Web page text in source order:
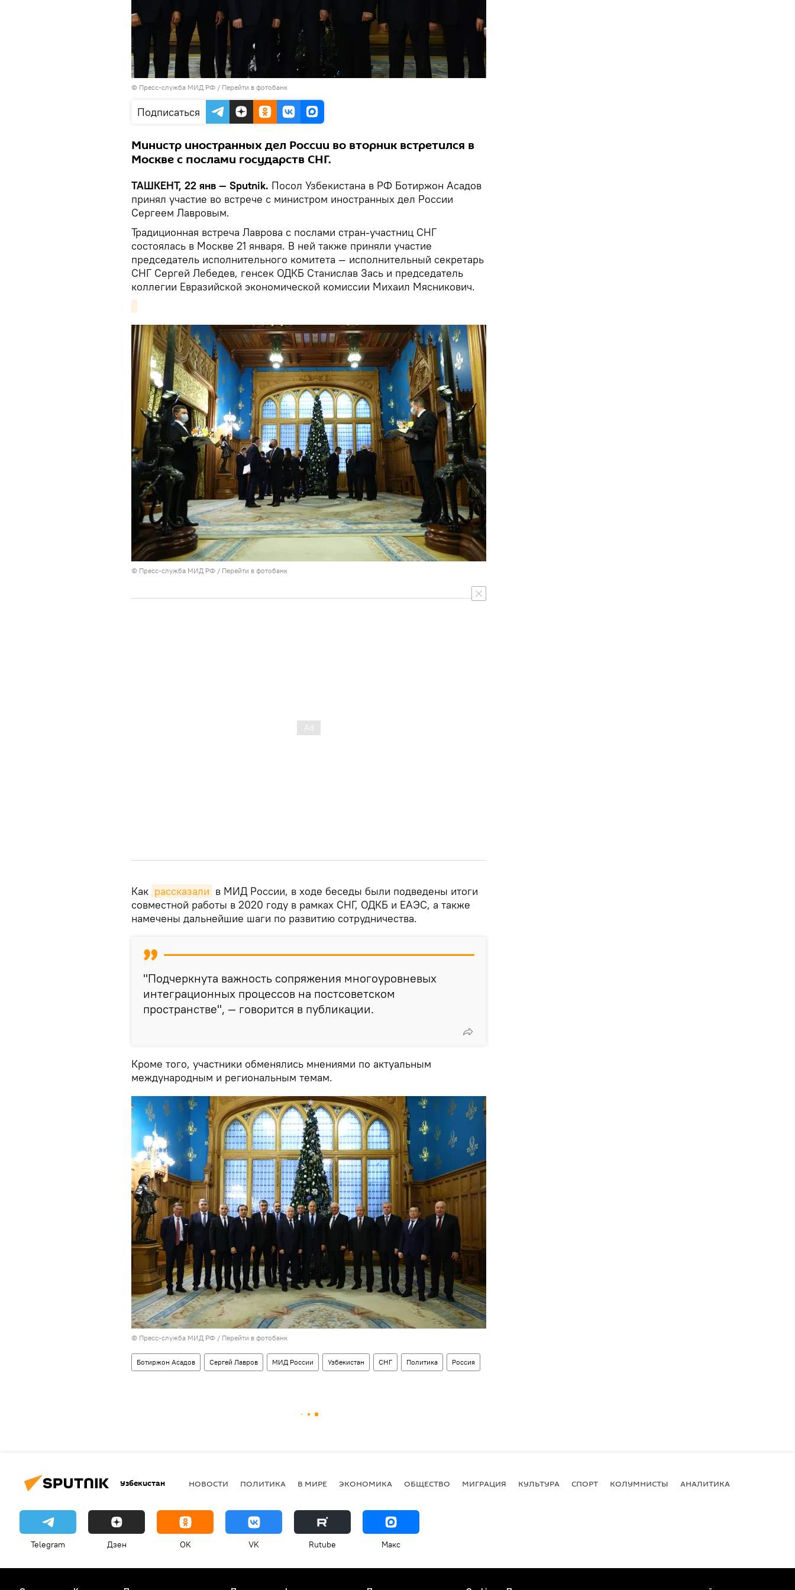
© Пресс-служба МИД РФ / Перейти в фотобанк
Подписаться
Министр иностранных дел России во вторник встретился в
Москве с послами государств СНГ.
ТАШКЕНТ, 22 янв — Sputnik. Посол Узбекистана в РФ Ботиржон Асадов
принял участие во встрече с министром иностранных дел России
Сергеем Лавровым.
Традиционная встреча Лаврова с послами стран-участниц СНГ
состоялась в Москве 21 января. В ней также приняли участие
председатель исполнительного комитета — исполнительный секретарь
СНГ Сергей Лебедев, генсек ОДКБ Станислав Зась и председатель
коллегии Евразийской экономической комиссии Михаил Мясникович.
© Пресс-служба МИД РФ / Перейти в фотобанк
Как рассказали в МИД России, в ходе беседы были подведены итоги
совместной работы в 2020 году в рамках СНГ, ОДКБ и ЕАЭС, а также
намечены дальнейшие шаги по развитию сотрудничества.
"Подчеркнута важность сопряжения многоуровневых
интеграционных процессов на постсоветском
пространстве", — говорится в публикации.
Кроме того, участники обменялись мнениями по актуальным
международным и региональным темам.
© Пресс-служба МИД РФ / Перейти в фотобанк
Ботиржон Асадов Сергей Лавров МИД России Узбекистан СНГ Политика Россия
Узбекистан НОВОСТИ ПОЛИТИКА В МИРЕ ЭКОНОМИКА ОБЩЕСТВО МИГРАЦИЯ КУЛЬТУРА СПОРТ КОЛУМНИСТЫ АНАЛИТИКА
Telegram Дзен OK VK Rutube Макс